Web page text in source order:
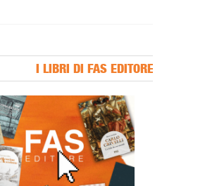
I LIBRI DI FAS EDITORE